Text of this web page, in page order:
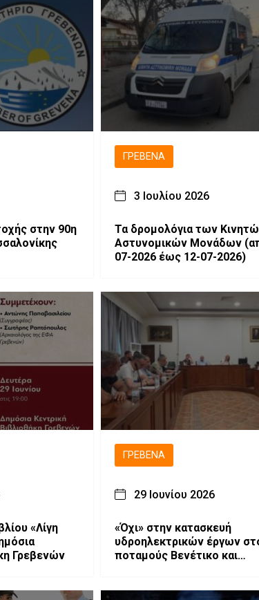
στην 90η
ΓΡΕΒΕΝΆ
3 Ιουλίου 2026
Τα δρομολόγια των
Αστυνομικών Μονάδων (από 06-
07-2026 έως 12-07-2026)
«Λίγη
Γρεβενών
ΓΡΕΒΕΝΆ
29 Ιουνίου 2026
«Όχι» στην κατασκευή
υδροηλεκτρικών έργων
ποταμούς Βενέτικο και